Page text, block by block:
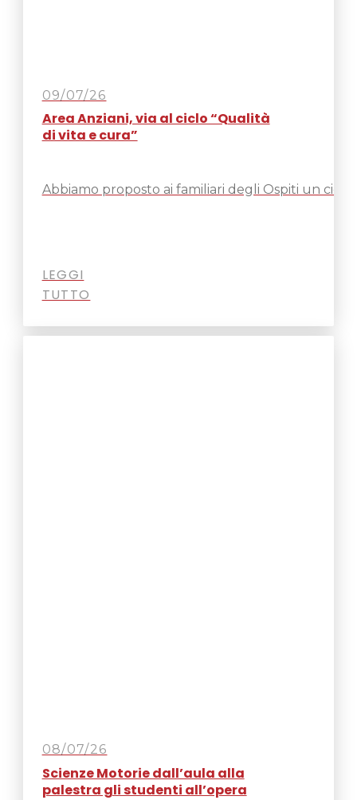
09/07/26
Area Anziani, via al ciclo “Qualità
di vita e cura”
Abbiamo proposto ai familiari degli Ospiti un
LEGGI
TUTTO
08/07/26
Scienze Motorie dall’aula alla
palestra gli studenti all’opera